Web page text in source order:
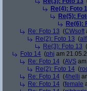
Re(4): Foto
Re(5):
Re(6):
Re: Foto 13 (CWsoft
Re(2): Foto 13 (
Re(3): Foto 13 (
Foto 14 (phj am
Re: Foto 14 (AVS
Re(2): Foto 14 (
Re: Foto 14 (4helli
Re: Foto 14 (female